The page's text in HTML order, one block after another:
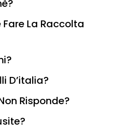
La Raccolta
D’italia?
Risponde?